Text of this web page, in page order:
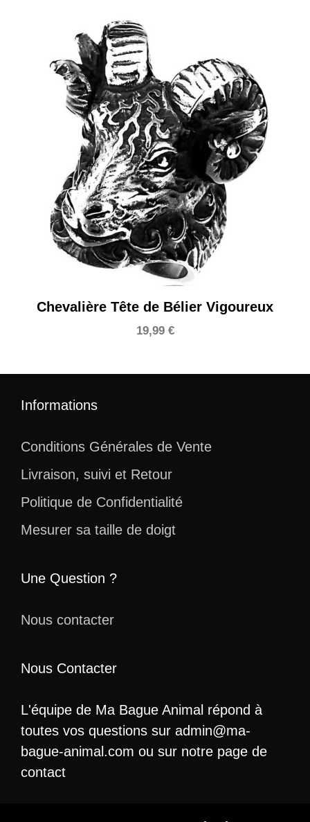
Chevalière Tête de Bélier Vigoureux
19,99 €
Informations
Conditions Générales de Vente
Livraison, suivi et Retour
Politique de Confidentialité
Mesurer sa taille de doigt
Une Question ?
Nous contacter
Nous Contacter
L'équipe de Ma Bague Animal répond à
toutes vos questions sur admin@ma-
bague-animal.com ou sur notre page de
contact